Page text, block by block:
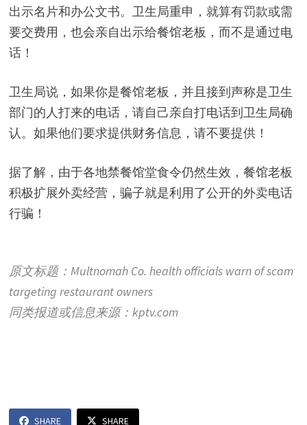
e
出示名片和办公文书。卫生局重申，就算有罚款或需
要交费用，也会亲自出示给餐馆老板，而不是通过电
话！
卫生局说，如果你是餐馆老板，并且接到声称是卫生
部门的人打来的电话，请自己亲自打电话到卫生局确
认。如果他们要求提供财务信息，请不要提供！
据了解，由于各地禁餐馆堂食令仍然生效，餐馆老板
积极扩展外卖经营，骗子就是利用了公开的外卖电话
行骗！
原文标题：Multnomah Co. health officials warn of scam
targeting restaurant owners
同类报道或信息来源：kptv.com
SHARE SHARE